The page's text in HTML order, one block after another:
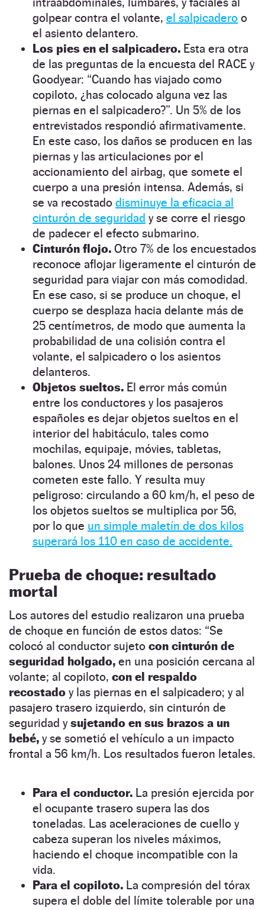
golpear contra el volante, el salpicadero o
el asiento delantero.
Los pies en el salpicadero. Esta era otra
de las preguntas de la encuesta del RACE y
Goodyear: “Cuando has viajado como
copiloto, ¿has colocado alguna vez las
piernas en el salpicadero?”. Un 5% de los
entrevistados respondió afirmativamente.
En este caso, los daños se producen en las
piernas y las articulaciones por el
accionamiento del airbag, que somete el
cuerpo a una presión intensa. Además, si
se va recostado disminuye la eficacia al
cinturón de seguridad y se corre el riesgo
de padecer el efecto submarino.
Cinturón flojo. Otro 7% de los encuestados
reconoce aflojar ligeramente el cinturón de
seguridad para viajar con más comodidad.
En ese caso, si se produce un choque, el
cuerpo se desplaza hacia delante más de
25 centímetros, de modo que aumenta la
probabilidad de una colisión contra el
volante, el salpicadero o los asientos
delanteros.
Objetos sueltos. El error más común
entre los conductores y los pasajeros
españoles es dejar objetos sueltos en el
interior del habitáculo, tales como
mochilas, equipaje, móvies, tabletas,
balones. Unos 24 millones de personas
cometen este fallo. Y resulta muy
peligroso: circulando a 60 km/h, el peso de
los objetos sueltos se multiplica por 56,
por lo que un simple maletín de dos kilos
superará los 110 en caso de accidente.
Prueba de choque: resultado
mortal
Los autores del estudio realizaron una prueba
de choque en función de estos datos: “Se
colocó al conductor sujeto con cinturón de
seguridad holgado, en una posición cercana al
volante; al copiloto, con el respaldo
recostado y las piernas en el salpicadero; y al
pasajero trasero izquierdo, sin cinturón de
seguridad ysujetando en sus brazos a un
bebé, y se sometió el vehículo a un impacto
frontal a 56 km/h. Los resultados fueron letales.
Para el conductor. La presión ejercida por
el ocupante trasero supera las dos
toneladas. Las aceleraciones de cuello y
cabeza superan los niveles máximos,
haciendo el choque incompatible con la
vida.
Para el copiloto. La compresión del tórax
supera el doble del límite tolerable por una